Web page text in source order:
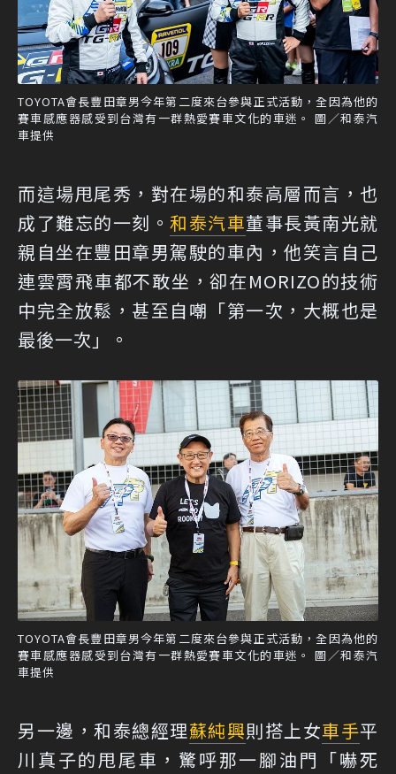
TOYOTA會長豐田章男今年第二度來台參與正式活動，全因為他的
賽車感應器感受到台灣有一群熱愛賽車文化的車迷。 圖／和泰汽
車提供
而這場甩尾秀，對在場的和泰高層而言，也
成了難忘的一刻。 和泰汽車董事長黃南光就
親自坐在豐田章男駕駛的車內，他笑言自己
連雲霄飛車都不敢坐，卻在MORIZO的技術
中完全放鬆，甚至自嘲「第一次，大概也是
最後一次」。
TOYOTA會長豐田章男今年第二度來台參與正式活動，全因為他的
賽車感應器感受到台灣有一群熱愛賽車文化的車迷。 圖／和泰汽
車提供
另一邊，和泰總經理蘇純興則搭上女車手平
川真子的甩尾車，驚呼那一腳油門「嚇死